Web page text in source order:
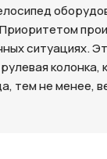
ситуациях.
не менее,